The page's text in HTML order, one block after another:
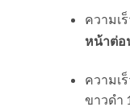
ความเ
หน้าต่อ
ความเ
ขาวดำ